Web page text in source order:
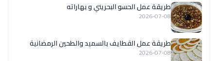
طريقة عمل الحسو البحريني و بهاراته
2026-07-08
طريقة عمل القطايف بالسميد والطحين الرمضانية
2026-07-08